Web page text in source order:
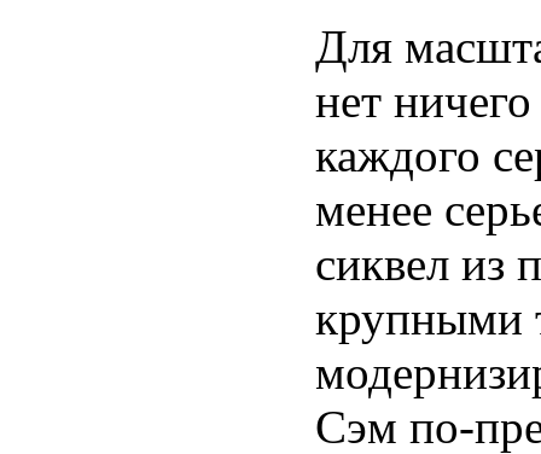
Для
нет
каждого
менее
сиквел из
крупными
Сэм по-